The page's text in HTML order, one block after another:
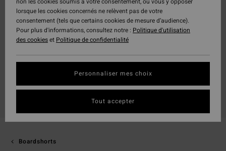
Boardshorts
lorsque les cookies concernés ne relèvent pas de votre
consentement (tels que certains cookies de mesure d’audience).
Pour plus d'informations, consultez notre : Politique d'utilisation
des cookieset Politique de confidentialité
Personnaliser mes choix
Tout accepter